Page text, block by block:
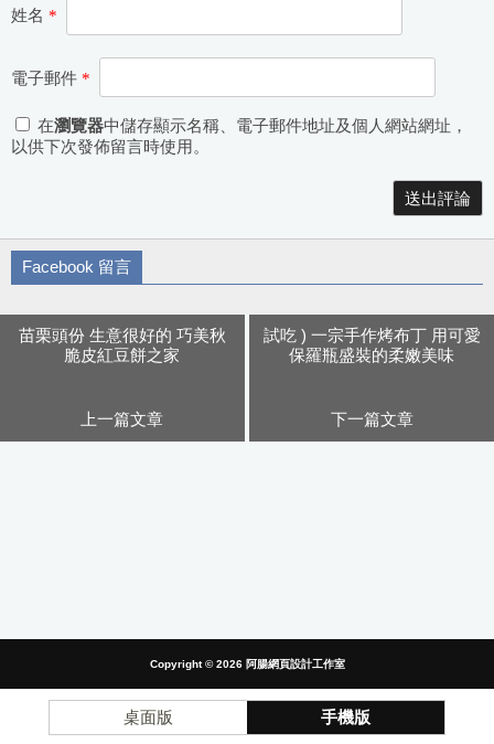
姓名 *
電子郵件 *
在瀏覽器中儲存顯示名稱、電子郵件地址及個人網站網址，
以供下次發佈留言時使用。
Facebook 留言
苗栗頭份 生意很好的 巧美秋
脆皮紅豆餅之家
上一篇文章
試吃 ) 一宗手作烤布丁 用可愛
保羅瓶盛裝的柔嫩美味
下一篇文章
Copyright © 2026 阿腸網頁設計工作室
桌面版 手機版